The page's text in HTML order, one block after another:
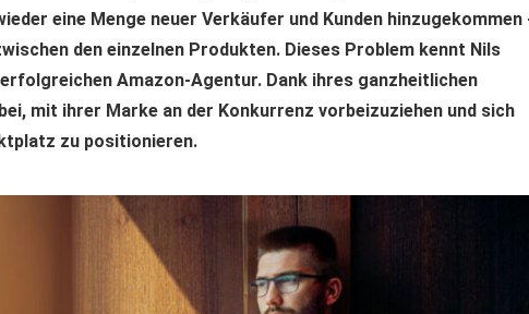
eine Menge neuer Verkäufer und Kunden hinzugekommen
den einzelnen Produkten. Dieses Problem kennt Nils
Amazon-Agentur. Dank ihres ganzheitlichen
mit ihrer Marke an der Konkurrenz vorbeizuziehen und sich
zu positionieren.